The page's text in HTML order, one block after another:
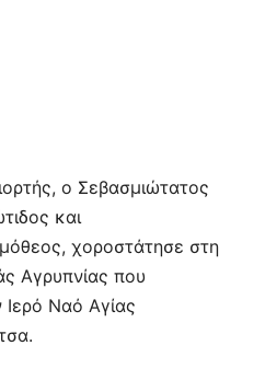
ο Σεβασμιώτατος
και
χοροστάτησε στη
Αγρυπνίας που
Ναό Αγίας